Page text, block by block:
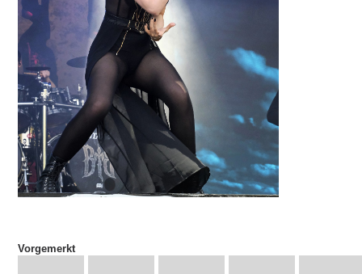
Vorgemerkt